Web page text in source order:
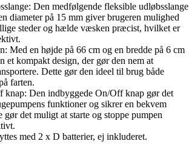
Den medfølgende fleksible udløbsslange
diameter på 15 mm giver brugeren mulighed
steder og hælde væsken præcist, hvilket er
Med en højde på 66 cm og en bredde på 6 cm
et kompakt design, der gør den nem at
Dette gør den ideel til brug både
farten.
knap: Den indbyggede On/Off knap gør det
funktioner og sikrer en bekvem
gør det muligt at starte og stoppe pumpen
med 2 x D batterier, ej inkluderet.